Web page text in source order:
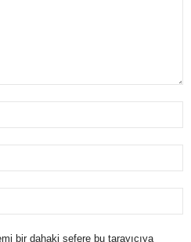
bir dahaki sefere bu tarayıcıya